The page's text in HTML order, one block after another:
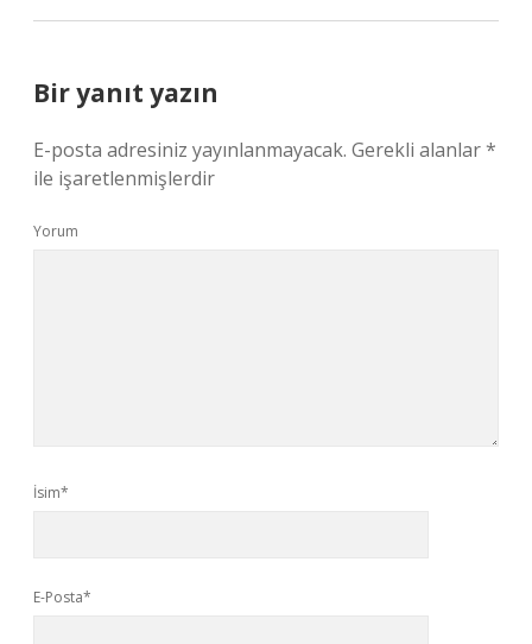
Bir yanıt yazın
E-posta adresiniz yayınlanmayacak. Gerekli alanlar*
ile işaretlenmişlerdir
Yorum
İsim*
E-Posta*